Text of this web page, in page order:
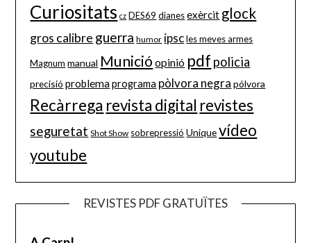
Curiositats cz DES69 dianes exèrcit glock
gros calibre guerra humor ipsc les meves armes
Magnum manual Munició opinió pdf policia
precisió problema programa pòlvora negra pólvora
Recàrrega revista digital revistes
seguretat Shot Show sobrepressió Unique vídeo
youtube
REVISTES PDF GRATUÏTES